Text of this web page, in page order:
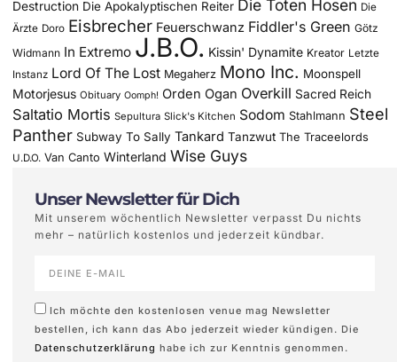
Destruction Die Apokalyptischen Reiter Die Toten Hosen Die
Ärzte Doro Eisbrecher Feuerschwanz Fiddler's Green Götz
Widmann In Extremo J.B.O. Kissin' Dynamite Kreator Letzte
Instanz Lord Of The Lost Megaherz Mono Inc. Moonspell
Motorjesus Obituary Oomph! Orden Ogan Overkill Sacred Reich
Saltatio Mortis Sepultura Slick's Kitchen Sodom Stahlmann Steel
Panther Subway To Sally Tankard Tanzwut The Traceelords
U.D.O. Van Canto Winterland Wise Guys
Unser Newsletter für Dich
Mit unserem wöchentlich Newsletter verpasst Du nichts
mehr – natürlich kostenlos und jederzeit kündbar.
Ich möchte den kostenlosen venue mag Newsletter
bestellen, ich kann das Abo jederzeit wieder kündigen. Die
Datenschutzerklärung habe ich zur Kenntnis genommen.